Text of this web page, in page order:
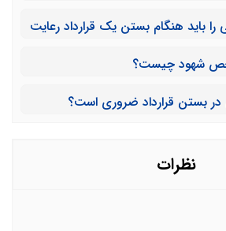
باید هنگام بستن یک قرارداد رعایت
نظرات